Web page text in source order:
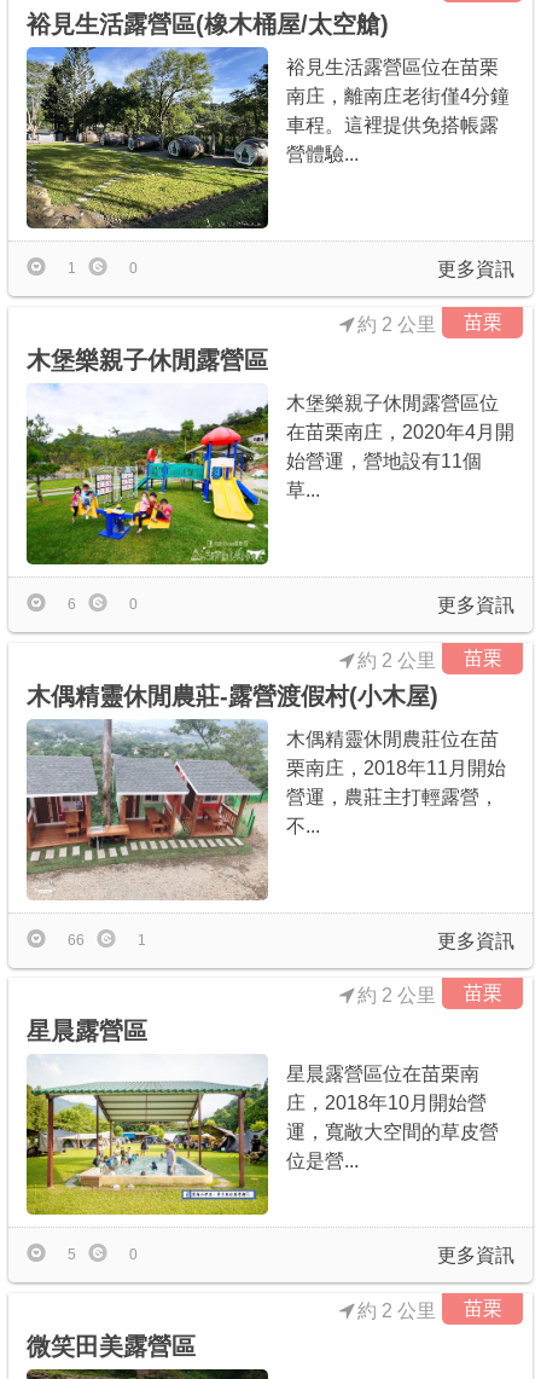
裕見生活露營區(橡木桶屋/太空艙)
裕見生活露營區位在苗栗
南庄，離南庄老街僅4分鐘
車程。這裡提供免搭帳露
營體驗...
更多資訊
1 0
苗栗
木堡樂親子休閒露營區
約 2 公里
木堡樂親子休閒露營區位
在苗栗南庄，2020年4月開
始營運，營地設有11個
草...
更多資訊
6 0
苗栗
木偶精靈休閒農莊-露營渡假村(小木屋)
約 2 公里
木偶精靈休閒農莊位在苗
栗南庄，2018年11月開始
營運，農莊主打輕露營，
不...
更多資訊
66 1
苗栗
星晨露營區
約 2 公里
星晨露營區位在苗栗南
庄，2018年10月開始營
運，寬敞大空間的草皮營
位是營...
更多資訊
5 0
苗栗
微笑田美露營區
約 2 公里